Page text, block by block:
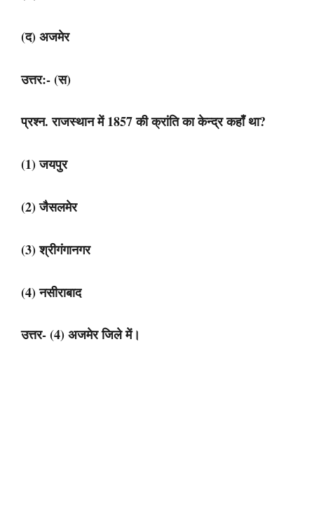
(द) अजमेर
उत्तर:- (स)
प्रश्न. राजस्थान में 1857 की क्रांति का केन्द्र कहाँ था?
(1) जयपुर
(2) जैसलमेर
(3) श्रीगंगानगर
(4) नसीराबाद
उत्तर- (4) अजमेर जिले में।